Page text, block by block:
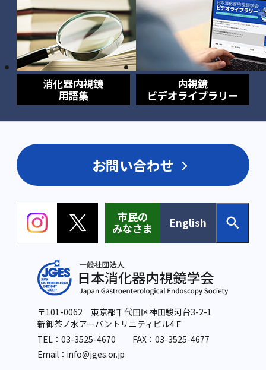
消化器内視鏡
用語集
内視鏡
ビデオライブラリー
お問い合わせ
市民の
みなさま
English
〒101-0062 東京都千代田区神田駿河台3-2-1
新御茶ノ水アーバントリニティビル4Ｆ
TEL：03-3525-4670 FAX：03-3525-4677
Email：info@jges.or.jp